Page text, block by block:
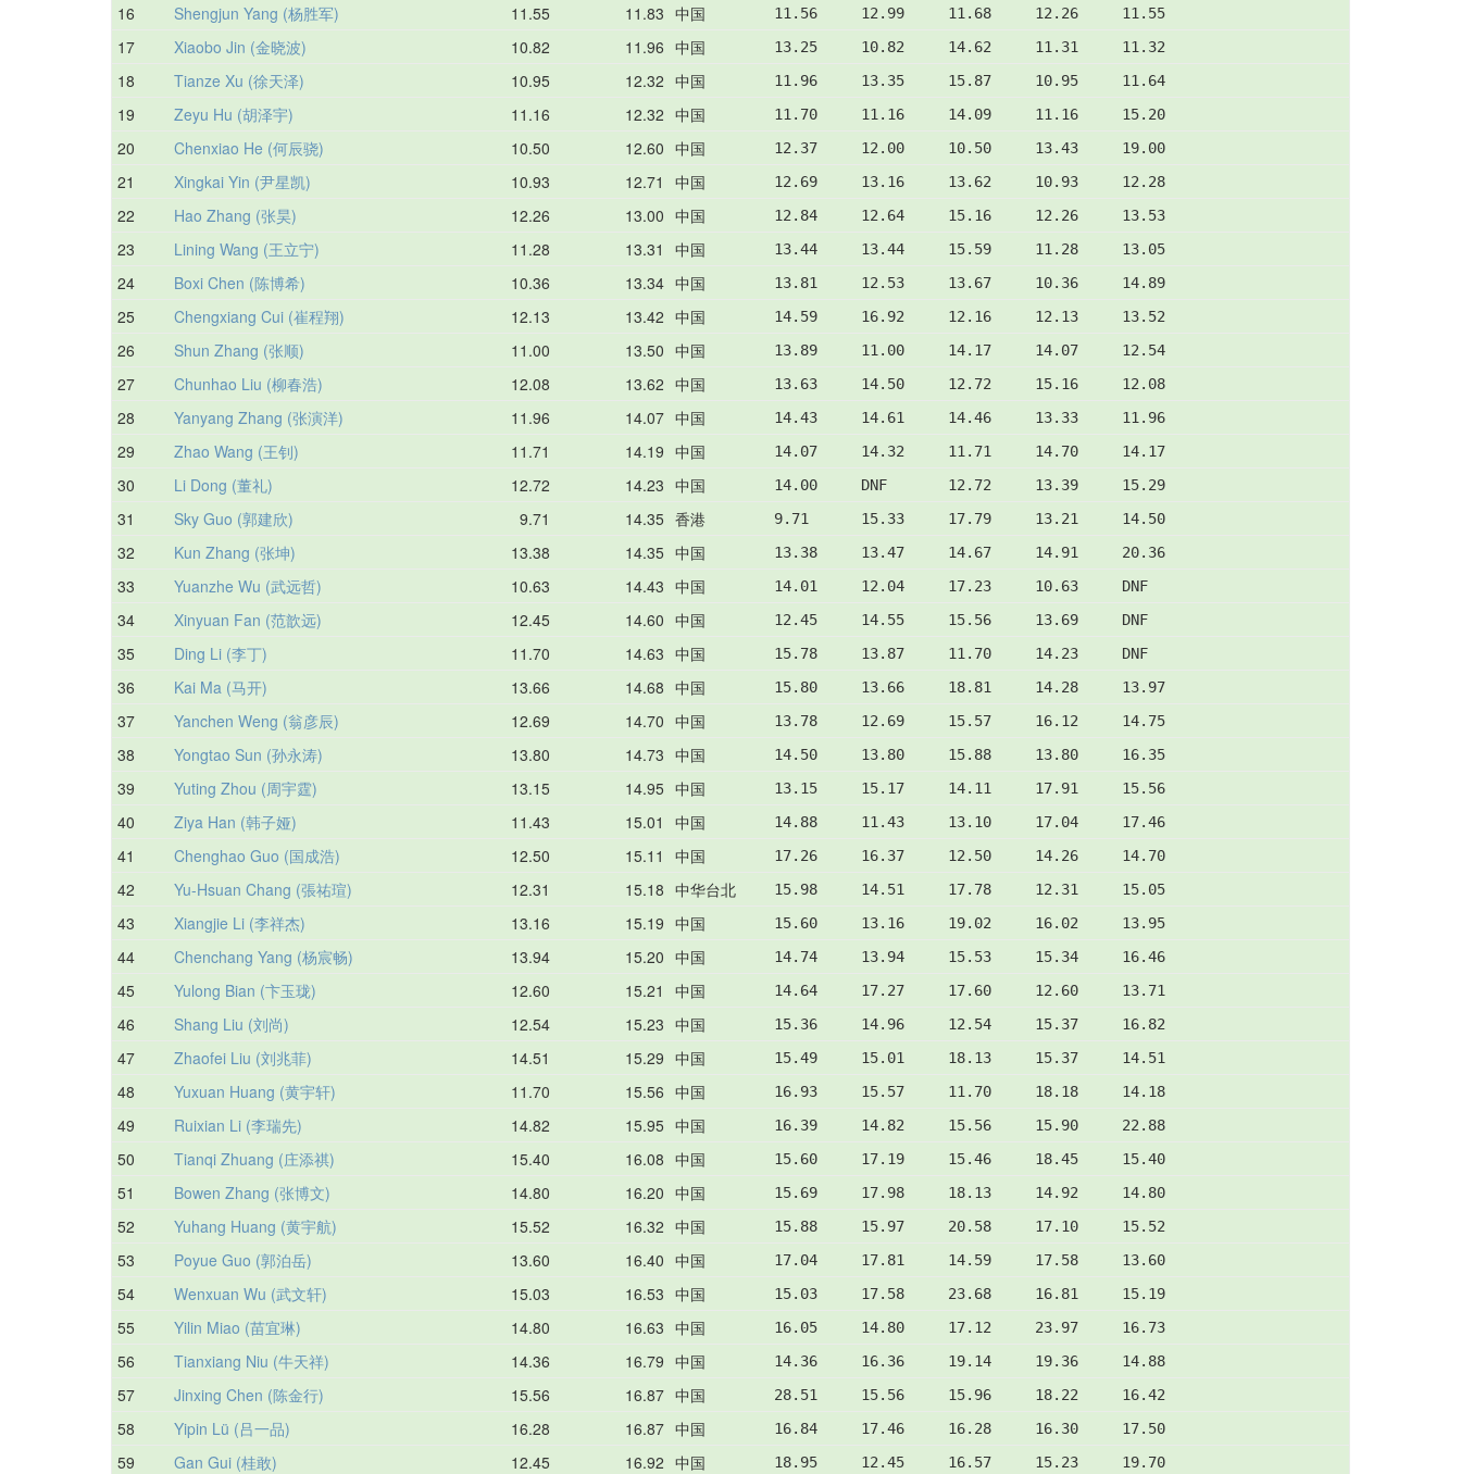
16 Shengjun Yang (杨胜军) 11.55 11.83 中国 11.56     12.99     11.68     12.26     11.55
17 Xiaobo Jin (金晓波) 10.82 11.96 中国 13.25     10.82     14.62     11.31     11.32
18 Tianze Xu (徐天泽) 10.95 12.32 中国 11.96     13.35     15.87     10.95     11.64
19 Zeyu Hu (胡泽宇) 11.16 12.32 中国 11.70     11.16     14.09     11.16     15.20
20 Chenxiao He (何辰骁) 10.50 12.60 中国 12.37     12.00     10.50     13.43     19.00
21 Xingkai Yin (尹星凯) 10.93 12.71 中国 12.69     13.16     13.62     10.93     12.28
22 Hao Zhang (张昊) 12.26 13.00 中国 12.84     12.64     15.16     12.26     13.53
23 Lining Wang (王立宁) 11.28 13.31 中国 13.44     13.44     15.59     11.28     13.05
24 Boxi Chen (陈博希) 10.36 13.34 中国 13.81     12.53     13.67     10.36     14.89
25 Chengxiang Cui (崔程翔) 12.13 13.42 中国 14.59     16.92     12.16     12.13     13.52
26 Shun Zhang (张顺) 11.00 13.50 中国 13.89     11.00     14.17     14.07     12.54
27 Chunhao Liu (柳春浩) 12.08 13.62 中国 13.63     14.50     12.72     15.16     12.08
28 Yanyang Zhang (张演洋) 11.96 14.07 中国 14.43     14.61     14.46     13.33     11.96
29 Zhao Wang (王钊) 11.71 14.19 中国 14.07     14.32     11.71     14.70     14.17
30 Li Dong (董礼) 12.72 14.23 中国 14.00     DNF       12.72     13.39     15.29
31 Sky Guo (郭建欣) 9.71 14.35 香港 9.71      15.33     17.79     13.21     14.50
32 Kun Zhang (张坤) 13.38 14.35 中国 13.38     13.47     14.67     14.91     20.36
33 Yuanzhe Wu (武远哲) 10.63 14.43 中国 14.01     12.04     17.23     10.63     DNF
34 Xinyuan Fan (范歆远) 12.45 14.60 中国 12.45     14.55     15.56     13.69     DNF
35 Ding Li (李丁) 11.70 14.63 中国 15.78     13.87     11.70     14.23     DNF
36 Kai Ma (马开) 13.66 14.68 中国 15.80     13.66     18.81     14.28     13.97
37 Yanchen Weng (翁彦辰) 12.69 14.70 中国 13.78     12.69     15.57     16.12     14.75
38 Yongtao Sun (孙永涛) 13.80 14.73 中国 14.50     13.80     15.88     13.80     16.35
39 Yuting Zhou (周宇霆) 13.15 14.95 中国 13.15     15.17     14.11     17.91     15.56
40 Ziya Han (韩子娅) 11.43 15.01 中国 14.88     11.43     13.10     17.04     17.46
41 Chenghao Guo (国成浩) 12.50 15.11 中国 17.26     16.37     12.50     14.26     14.70
42 Yu-Hsuan Chang (張祐瑄) 12.31 15.18 中华台北 15.98     14.51     17.78     12.31     15.05
43 Xiangjie Li (李祥杰) 13.16 15.19 中国 15.60     13.16     19.02     16.02     13.95
44 Chenchang Yang (杨宸畅) 13.94 15.20 中国 14.74     13.94     15.53     15.34     16.46
45 Yulong Bian (卞玉珑) 12.60 15.21 中国 14.64     17.27     17.60     12.60     13.71
46 Shang Liu (刘尚) 12.54 15.23 中国 15.36     14.96     12.54     15.37     16.82
47 Zhaofei Liu (刘兆菲) 14.51 15.29 中国 15.49     15.01     18.13     15.37     14.51
48 Yuxuan Huang (黄宇轩) 11.70 15.56 中国 16.93     15.57     11.70     18.18     14.18
49 Ruixian Li (李瑞先) 14.82 15.95 中国 16.39     14.82     15.56     15.90     22.88
50 Tianqi Zhuang (庄添祺) 15.40 16.08 中国 15.60     17.19     15.46     18.45     15.40
51 Bowen Zhang (张博文) 14.80 16.20 中国 15.69     17.98     18.13     14.92     14.80
52 Yuhang Huang (黄宇航) 15.52 16.32 中国 15.88     15.97     20.58     17.10     15.52
53 Poyue Guo (郭泊岳) 13.60 16.40 中国 17.04     17.81     14.59     17.58     13.60
54 Wenxuan Wu (武文轩) 15.03 16.53 中国 15.03     17.58     23.68     16.81     15.19
55 Yilin Miao (苗宜琳) 14.80 16.63 中国 16.05     14.80     17.12     23.97     16.73
56 Tianxiang Niu (牛天祥) 14.36 16.79 中国 14.36     16.36     19.14     19.36     14.88
57 Jinxing Chen (陈金行) 15.56 16.87 中国 28.51     15.56     15.96     18.22     16.42
58 Yipin Lü (吕一品) 16.28 16.87 中国 16.84     17.46     16.28     16.30     17.50
59 Gan Gui (桂敢) 12.45 16.92 中国 18.95     12.45     16.57     15.23     19.70